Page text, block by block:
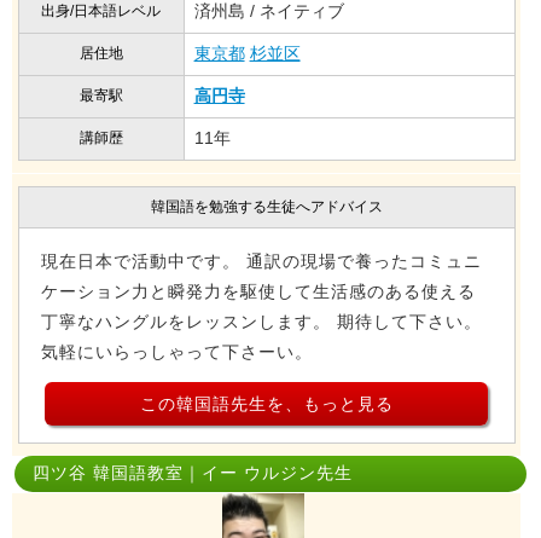
出身/日本語レベル 済州島 / ネイティブ
居住地 東京都 杉並区
最寄駅 高円寺
講師歴 11年
韓国語を勉強する生徒へアドバイス
現在日本で活動中です。 通訳の現場で養ったコミュニ
ケーション力と瞬発力を駆使して生活感のある使える
丁寧なハングルをレッスンします。 期待して下さい。
気軽にいらっしゃって下さーい。
この韓国語先生を、もっと見る
四ツ谷 韓国語教室｜イー ウルジン先生